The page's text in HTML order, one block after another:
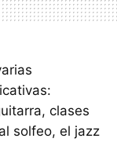
clases
solfeo, el jazz